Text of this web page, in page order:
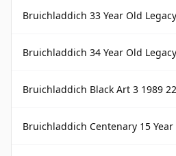
Bruichladdich 33 Year Old
Bruichladdich 34 Year Old
Bruichladdich Black Art 3 1989
Bruichladdich Centenary 15 Year